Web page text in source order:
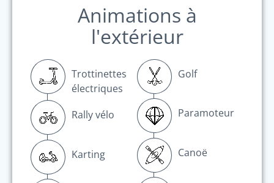
Animations à
l'extérieur
Trottinettes
électriques
Rally vélo
Karting
Golf
Paramoteur
Canoë